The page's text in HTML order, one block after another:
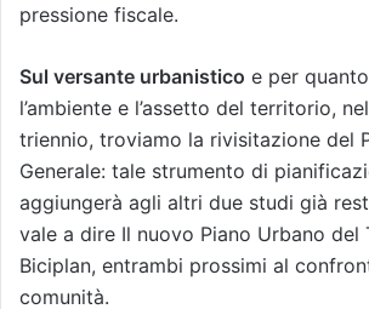
pressione fiscale.
Sul versante urbanistico e per
l’ambiente e l’assetto del territorio,
triennio, troviamo la rivisitazione del
Generale: tale strumento di
aggiungerà agli altri due studi già
vale a dire Il nuovo Piano Urbano del
Biciplan, entrambi prossimi al
comunità.